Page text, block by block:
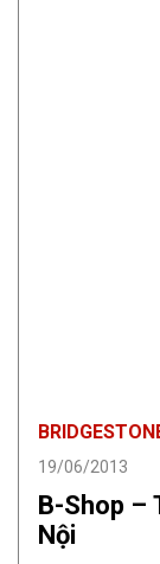
19/06/2013
B-Shop –
Nội